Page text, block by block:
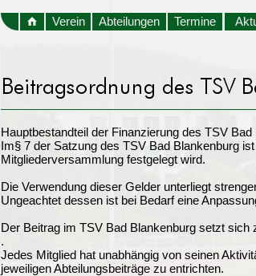
Verein Abteilungen Termine
Hauptbestandteil der Finanzierung des TSV
Im§ 7 der Satzung des TSV Bad Blankenburg
Mitgliederversammlung festgelegt wird.
Die Verwendung dieser Gelder unterliegt
Ungeachtet dessen ist bei Bedarf eine
Der Beitrag im TSV Bad Blankenburg setzt sich
.
Jedes Mitglied hat unabhängig von seinen
jeweiligen Abteilungsbeiträge zu entrichten.